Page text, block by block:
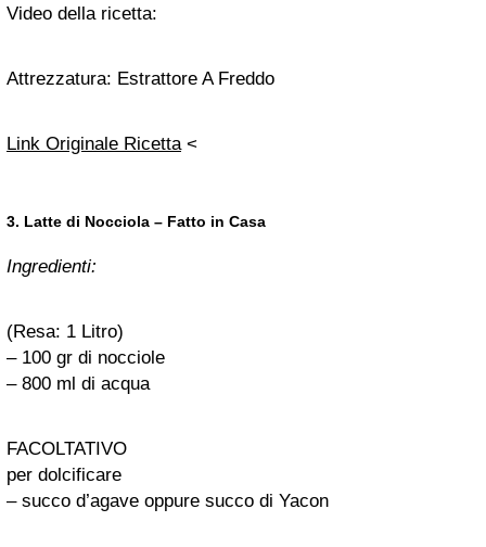
Video della ricetta:
Attrezzatura: Estrattore A Freddo
Link Originale Ricetta<
3. Latte di Nocciola – Fatto in Casa
Ingredienti:
(Resa: 1 Litro)
– 100 gr di nocciole
– 800 ml di acqua
FACOLTATIVO
per dolcificare
– succo d’agave oppure succo di Yacon